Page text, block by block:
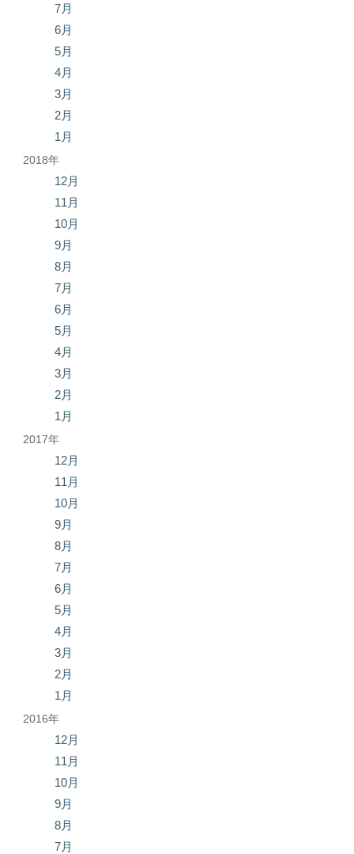
7月
6月
5月
4月
3月
2月
1月
2018年
12月
11月
10月
9月
8月
7月
6月
5月
4月
3月
2月
1月
2017年
12月
11月
10月
9月
8月
7月
6月
5月
4月
3月
2月
1月
2016年
12月
11月
10月
9月
8月
7月